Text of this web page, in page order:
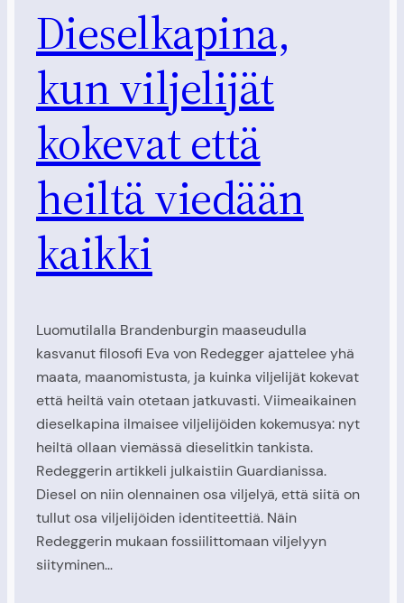
Dieselkapina,
kun viljelijät
kokevat että
heiltä viedään
kaikki
Luomutilalla Brandenburgin maaseudulla
kasvanut filosofi Eva von Redegger ajattelee yhä
maata, maanomistusta, ja kuinka viljelijät kokevat
että heiltä vain otetaan jatkuvasti. Viimeaikainen
dieselkapina ilmaisee viljelijöiden kokemusya: nyt
heiltä ollaan viemässä dieselitkin tankista.
Redeggerin artikkeli julkaistiin Guardianissa.
Diesel on niin olennainen osa viljelyä, että siitä on
tullut osa viljelijöiden identiteettiä. Näin
Redeggerin mukaan fossiilittomaan viljelyyn
siityminen…